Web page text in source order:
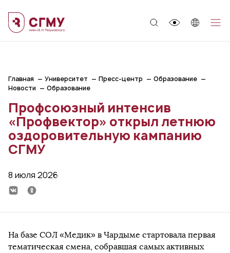
Главная Университет Пресс-центр
Образование
Новости
Образование
Профсоюзный интенсив
«Профвектор» открыл летнюю
оздоровительную кампанию
СГМУ
8 июля 2026
На базе СОЛ «Медик» в Чардыме стартовала первая
тематическая смена, собравшая самых активных